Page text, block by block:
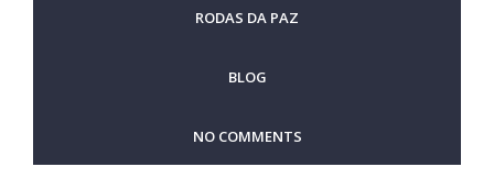
RODAS DA PAZ
BLOG
NO COMMENTS